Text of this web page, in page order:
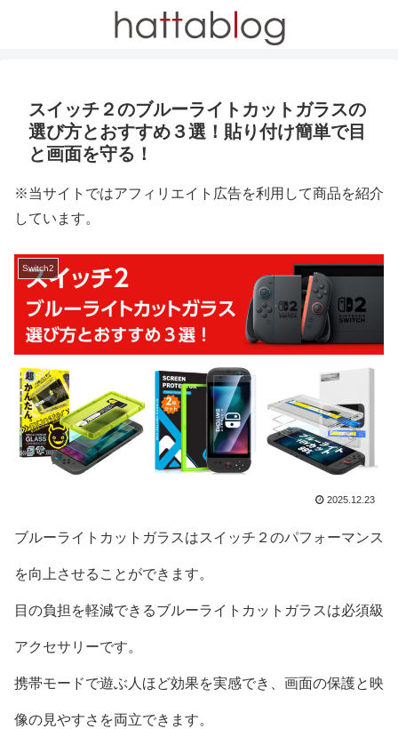
スイッチ２のブルーライトカットガラスの
選び方とおすすめ３選！貼り付け簡単で目
と画面を守る！
※当サイトではアフィリエイト広告を利用して商品を紹介
しています。
Switch2
2025.12.23
ブルーライトカットガラスはスイッチ２のパフォーマンス
を向上させることができます。
目の負担を軽減できるブルーライトカットガラスは必須級
アクセサリーです。
携帯モードで遊ぶ人ほど効果を実感でき、画面の保護と映
像の見やすさを両立できます。